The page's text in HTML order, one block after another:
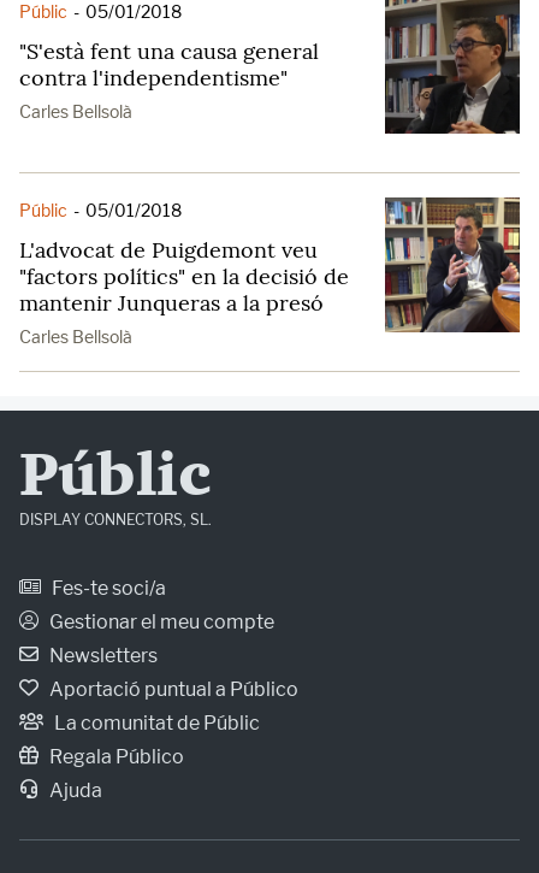
Públic - 05/01/2018
"S'està fent una causa general
contra l'independentisme"
Carles Bellsolà
Públic - 05/01/2018
L'advocat de Puigdemont veu
"factors polítics" en la decisió de
mantenir Junqueras a la presó
Carles Bellsolà
Públic
DISPLAY CONNECTORS, SL.
Fes-te soci/a
Gestionar el meu compte
Newsletters
Aportació puntual a Público
La comunitat de Públic
Regala Público
Ajuda